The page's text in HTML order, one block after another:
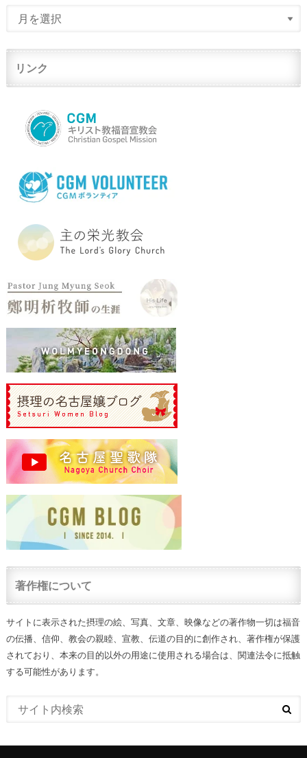
リンク
著作権について
サイトに表示された摂理の絵、写真、文章、映像などの著作物一切は福音
の伝播、信仰、教会の親睦、宣教、伝道の目的に創作され、著作権が保護
されており、本来の目的以外の用途に使用される場合は、関連法令に抵触
する可能性があります。